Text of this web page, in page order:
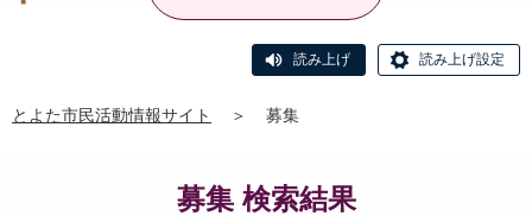
読み上げ 読み上げ設定
とよた市民活動情報サイト ＞ 募集
募集 検索結果